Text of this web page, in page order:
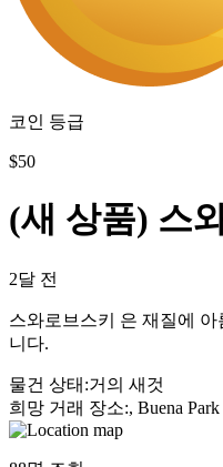
코인 등급
$50
(새 상품) 스
2달 전
스와로브스키 은 재질에
니다.
물건 상태 :거의 새것
희망 거래 장소:, Buena Park